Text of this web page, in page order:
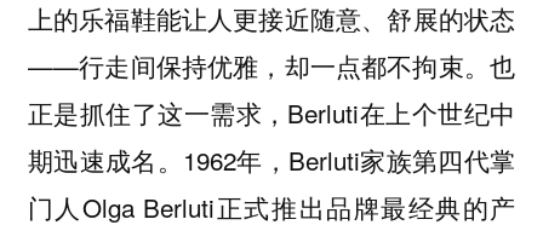
上的乐福鞋能让人更接近随意、舒展的状态
——行走间保持优雅，却一点都不拘束。也
正是抓住了这一需求，Berluti在上个世纪中
期迅速成名。1962年，Berluti家族第四代掌
门人Olga Berluti正式推出品牌最经典的产